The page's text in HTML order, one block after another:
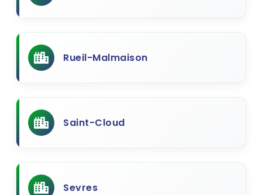
Rueil-Malmaison
Saint-Cloud
Sevres